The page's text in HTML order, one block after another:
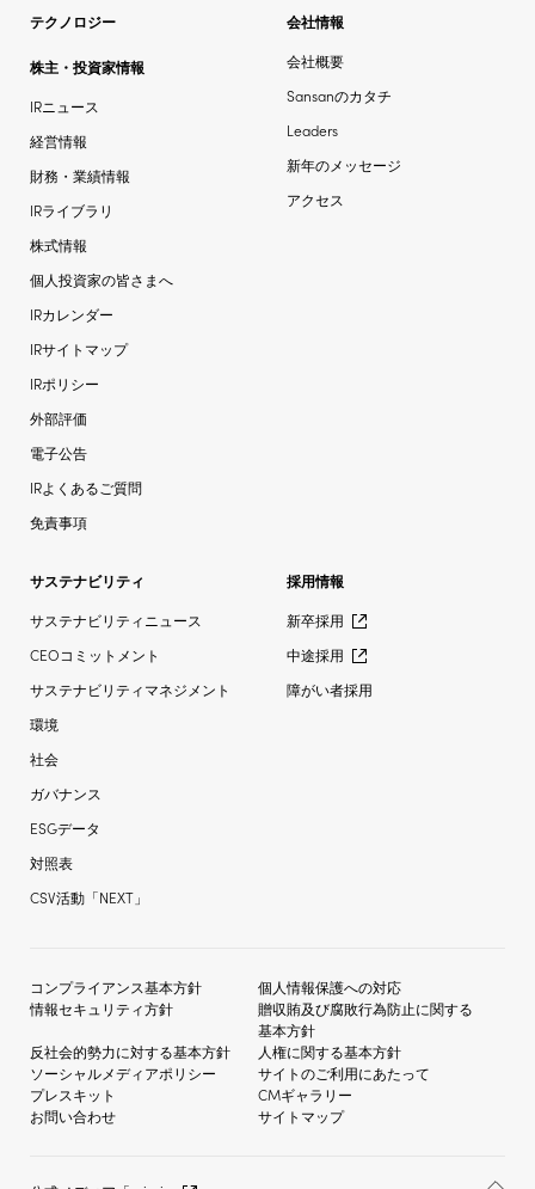
テクノロジー
会社情報
会社概要
Sansanのカタチ
Leaders
新年のメッセージ
アクセス
株主・投資家情報
IRニュース
経営情報
財務・業績情報
IRライブラリ
株式情報
個人投資家の皆さまへ
IRカレンダー
IRサイトマップ
IRポリシー
外部評価
電子公告
IRよくあるご質問
免責事項
サステナビリティ
サステナビリティニュース
CEOコミットメント
サステナビリティマネジメント
環境
社会
ガバナンス
ESGデータ
対照表
CSV活動「NEXT」
採用情報
新卒採用
中途採用
障がい者採用
コンプライアンス基本方針
個人情報保護への対応
情報セキュリティ方針
贈収賄及び腐敗行為防止に関する
基本方針
反社会的勢力に対する基本方針
人権に関する基本方針
ソーシャルメディアポリシー
サイトのご利用にあたって
プレスキット
CMギャラリー
お問い合わせ
サイトマップ